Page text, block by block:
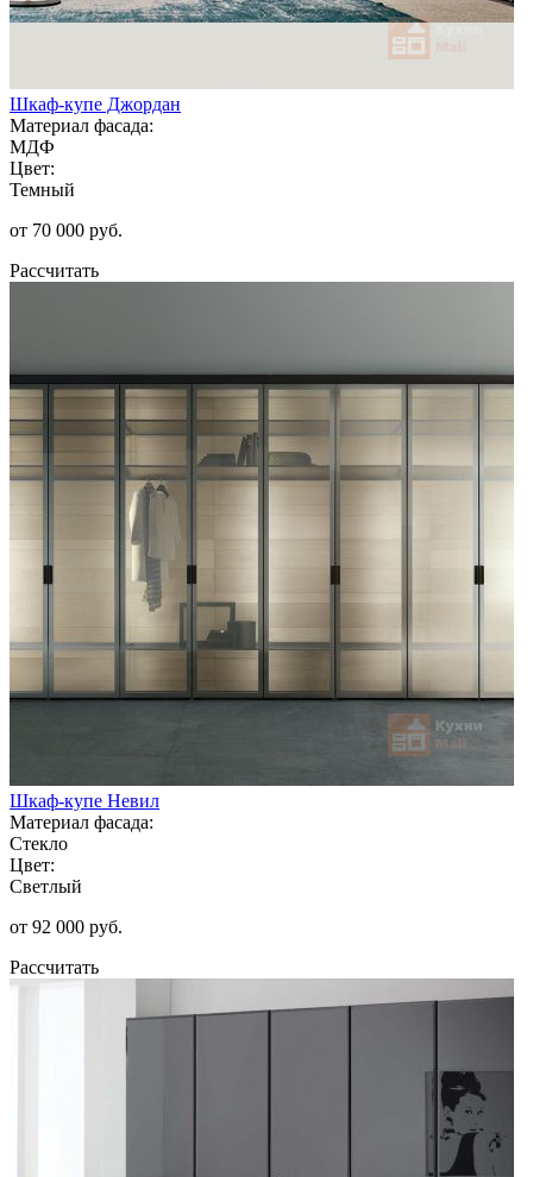
Шкаф-купе Джордан
Материал фасада:
МДФ
Цвет:
Темный
от 70 000 руб.
Рассчитать
Шкаф-купе Невил
Материал фасада:
Стекло
Цвет:
Светлый
от 92 000 руб.
Рассчитать